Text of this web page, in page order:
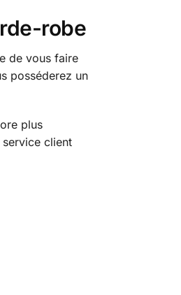
robe
de vous faire
posséderez un
plus
service client